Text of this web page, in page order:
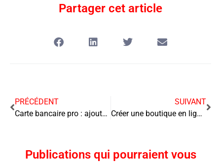
Partager cet article
PRÉCÉDENT
Carte bancaire pro : ajouter une fonctionnalité de gestion des notes de frais
SUIVANT
Créer une boutique en ligne et maîtriser ses marges
Publications qui pourraient vous